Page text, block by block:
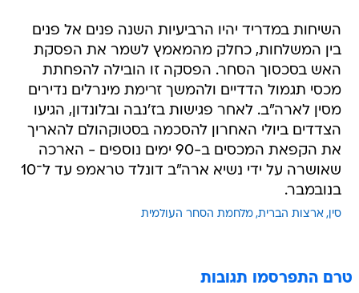
השיחות במדריד יהיו הרביעיות השנה פנים אל פנים
בין המשלחות, כחלק מהמאמץ לשמר את הפסקת
האש בסכסוך הסחר. הפסקה זו הובילה להפחתת
מכסי תגמול הדדיים ולהמשך זרימת מינרלים נדירים
מסין לארה"ב. לאחר פגישות בז'נבה ובלונדון, הגיעו
הצדדים ביולי האחרון להסכמה בסטוקהולם להאריך
את הקפאת המכסים ב-90 ימים נוספים - הארכה
שאושרה על ידי נשיא ארה"ב דונלד טראמפ עד ל־10
בנובמבר.
סין ארצות הברית מלחמת הסחר העולמית
טרם התפרסמו תגובות